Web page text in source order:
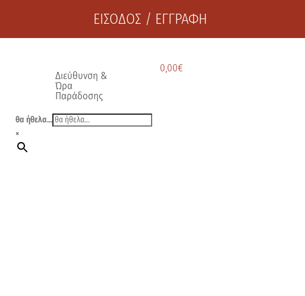
ΕΙΣΟΔΟΣ / ΕΓΓΡΑΦΗ
Διεύθυνση &
Ώρα
Παράδοσης
0,00€
θα ήθελα...
×